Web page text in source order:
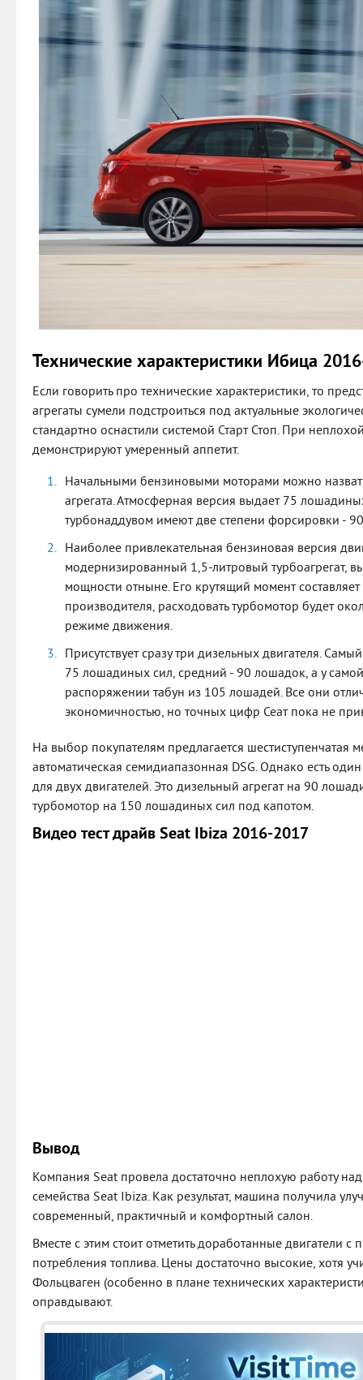
Технические характеристики Ибица
Если говорить про технические характеристики, то
агрегаты сумели подстроиться под актуальные
стандартно оснастили системой Старт Стоп. При
демонстрируют умеренный аппетит.
Начальными бензиновыми моторами можно
агрегата. Атмосферная версия выдает 75
турбонаддувом имеют две степени форсировки -
Наиболее привлекательная бензиновая версия
модернизированный 1,5-литровый
мощности отныне. Его крутящий момент
производителя, расходовать турбомотор будет
режиме движения.
Присутствует сразу три дизельных двигателя.
75 лошадиных сил, средний - 90 лошадок, а у
распоряжении табун из 105 лошадей. Все они
экономичностью, но точных цифр Сеат пока не
На выбор покупателям предлагается шестиступенчатая
автоматическая семидиапазонная DSG. Однако есть
для двух двигателей. Это дизельный агрегат на 90
турбомотор на 150 лошадиных сил под капотом.
Видео тест драйв Seat Ibiza 2016-2017
Вывод
Компания Seat провела достаточно неплохую работу
семейства Seat Ibiza. Как результат, машина получила
современный, практичный и комфортный салон.
Вместе с этим стоит отметить доработанные двигатели
потребления топлива. Цены достаточно высокие, хотя
Фольцваген (особенно в плане технических
оправдывают.